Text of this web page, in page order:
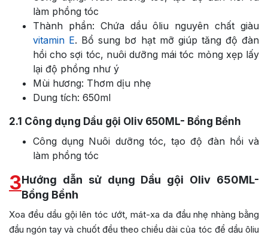
làm phồng tóc
Thành phần: Chứa dầu ôliu nguyên chất giàu
vitamin E. Bổ sung bơ hạt mỡ giúp tăng độ đàn
hồi cho sợi tóc, nuôi dưỡng mái tóc mỏng xẹp lấy
lại độ phồng như ý
Mùi hương: Thơm dịu nhẹ
Dung tích: 650ml
2.1 Công dụng Dầu gội Oliv 650ML- Bồng Bềnh
Công dụng Nuôi dưỡng tóc, tạo độ đàn hồi và
làm phồng tóc
3Hướng dẫn sử dụng Dầu gội Oliv 650ML-
Bồng Bềnh
Xoa đều dầu gội lên tóc ướt, mát-xa da đầu nhẹ nhàng bằng
đầu ngón tay và chuốt đều theo chiều dài của tóc để dầu ôliu